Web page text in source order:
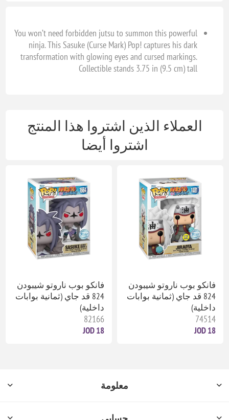
You won’t need forbidden jutsu to summon this powerful
ninja. This Sasuke (Curse Mark) Pop! captures his dark
transformation with glowing eyes and cursed markings.
Collectible stands 3.75 in (9.5 cm) tall
العملاء الذين اشتروا هذا المنتج
اشتروا أيضا
فانكو بوب ناروتو شيبودن
824 قد جاي (ثمانية بوابات
داخلية)
74514
18 JOD
فانكو بوب ناروتو شيبودن
824 قد جاي (ثمانية بوابات
داخلية)
82166
18 JOD
معلومة